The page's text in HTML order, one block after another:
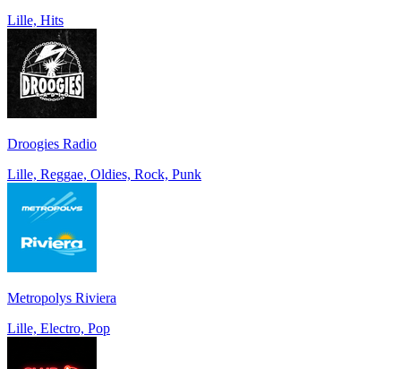
Lille, Hits
Droogies Radio
Lille, Reggae, Oldies, Rock, Punk
Metropolys Riviera
Lille, Electro, Pop